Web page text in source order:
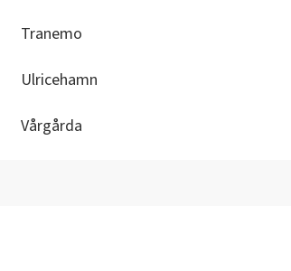
Tranemo
Ulricehamn
Vårgårda